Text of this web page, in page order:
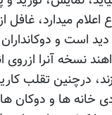
اعلام میدارد،
دید است و
نسخه آنرا ازروی
درچنین تقلب
خانه ها و دوکان